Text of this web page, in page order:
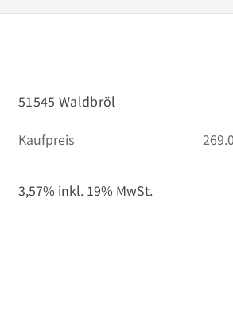
51545 Waldbröl
Kaufpreis
3,57% inkl. 19% MwSt.